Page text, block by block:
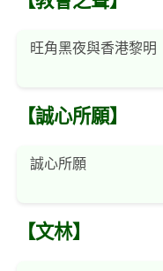
旺角黑夜與香港黎明
【誠心所願】
誠心所願
【文林】